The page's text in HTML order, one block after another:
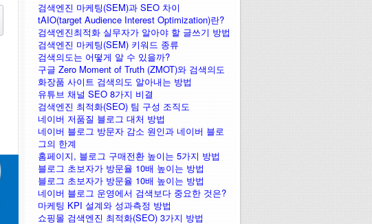
검색엔진 마케팅(SEM)과 SEO 차이
tAIO(target Audience Interest Optimization)란?
검색엔진최적화 실무자가 알아야 할 글쓰기 방법
검색엔진 마케팅(SEM) 키워드 종류
검색의도는 어떻게 알 수 있을까?
구글 Zero Moment of Truth (ZMOT)와 검색의도
화장품 사이트 검색의도 알아내는 방법
유튜브 채널 SEO 8가지 비결
검색엔진 최적화(SEO) 팀 구성 조직도
네이버 저품질 블로그 대처 방법
네이버 블로그 방문자 감소 원인과 네이버 블로
그의 한계
홈페이지, 블로그 구매전환 높이는 5가지 방법
블로그 초보자가 방문율 10배 높이는 방법
블로그 초보자가 방문율 10배 높이는 방법
네이버 블로그 운영에서 검색보다 중요한 것은?
마케팅 KPI 설계와 성과측정 방법
쇼핑몰 검색엔진 최적화(SEO) 3가지 방법